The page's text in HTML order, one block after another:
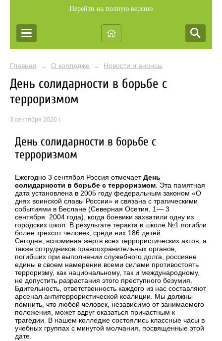
Перейти на полную версию
Главная → О колледже → Новости и анонсы
День солидарности в борьбе с
терроризмом
3 сентября 2020 г.
День солидарности в борьбе с
терроризмом
Ежегодно 3 сентября Россия отмечаетДень
солидарности в борьбе с терроризмом. Эта памятная
дата установлена в 2005 году федеральным законом «О
днях воинской славы России» и связана с трагическими
событиями в Беслане (Северная Осетия, 1— 3
сентября 2004 года), когда боевики захватили одну из
городских школ. В результате теракта в школе №1 погибли
более трехсот человек, среди них 186 детей.
Сегодня, вспоминая жертв всех террористических актов, а
также сотрудников правоохранительных органов,
погибших при выполнении служебного долга, россияне
едины в своем намерении всеми силами противостоять
терроризму, как национальному, так и международному,
не допустить разрастания этого преступного безумия.
Бдительность, ответственность каждого из нас составляют
арсенал антитеррористической коалиции. Мы должны
помнить, что любой человек, независимо от занимаемого
положения, может вдруг оказаться причастным к
трагедии. В нашем колледже состоялись классные часы в
учебных группах с минутой молчания, посвященные этой
дате.